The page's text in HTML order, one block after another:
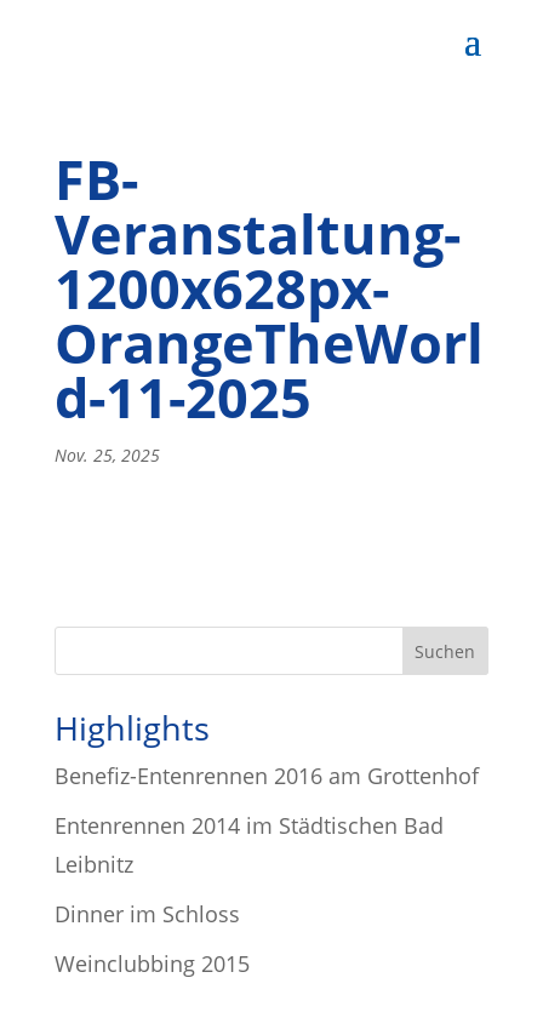
FB-
Veranstaltung-
1200x628px-
OrangeTheWorl
d-11-2025
Nov. 25, 2025
Highlights
Benefiz-Entenrennen 2016 am Grottenhof
Entenrennen 2014 im Städtischen Bad
Leibnitz
Dinner im Schloss
Weinclubbing 2015